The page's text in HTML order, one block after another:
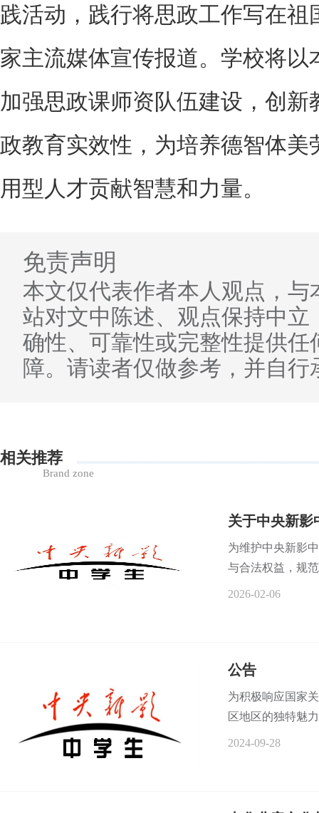
践活动，践行将思政工作写在
家主流媒体宣传报道。学校将以
加强思政课师资队伍建设，创
政教育实效性，为培养德智体美
用型人才贡献智慧和力量。
免责声明
本文仅代表作者本人观点，与
站对文中陈述、观点保持中立
确性、可靠性或完整性提供任
障。请读者仅做参考，并自行
相关推荐
Brand zone
关于中央新影
为维护中央新影
与合法权益，规
2026-02-06
公告
为积极响应国家
区地区的独特魅
2024-09-28